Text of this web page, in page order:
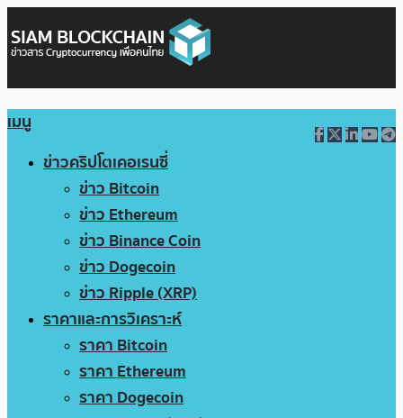
เมนู
ข่าวคริปโตเคอเรนซี่
ข่าว Bitcoin
ข่าว Ethereum
ข่าว Binance Coin
ข่าว Dogecoin
ข่าว Ripple (XRP)
ราคาและการวิเคราะห์
ราคา Bitcoin
ราคา Ethereum
ราคา Dogecoin